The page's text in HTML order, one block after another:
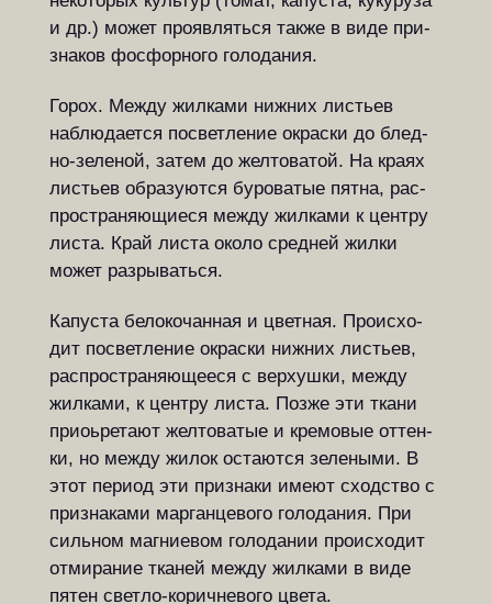
и др.) может про­яв­лять­ся так­же в виде при­
зна­ков фос­фор­но­го го­ло­да­ния.
Горох. Между жилками нижних ли­с­ть­ев
наблюдается посветление ок­рас­ки до блед­
но-зеленой, затем до жел­то­ва­той. На краях
листьев об­ра­зу­ют­ся бу­ро­ва­тые пят­на, рас­
про­с­т­ра­ня­ю­щи­е­ся меж­ду жил­ка­ми к цен­т­ру
ли­с­та. Край листа около сред­ней жилки
может раз­ры­вать­ся.
Капуста белокочанная и цвет­ная. Про­ис­хо­
дит по­свет­ле­ние ок­рас­ки ниж­них ли­с­ть­ев,
рас­про­с­т­ра­ня­ю­ще­е­ся с вер­хуш­ки, меж­ду
жил­ка­ми, к цен­т­ру ли­с­та. Поз­же эти тка­ни
при­оь­ре­та­ют жел­то­ва­тые и кре­мо­вые от­тен­
ки, но между жи­лок ос­та­ют­ся зе­ле­ны­ми. В
этот пе­ри­од эти при­зна­ки имеют сход­ство с
при­зна­ка­ми мар­ган­це­во­го го­ло­да­ния. При
силь­ном маг­ни­е­вом го­ло­да­нии про­ис­хо­дит
отмирание тка­ней между жил­ка­ми в виде
пятен свет­ло-ко­рич­не­во­го цве­та.